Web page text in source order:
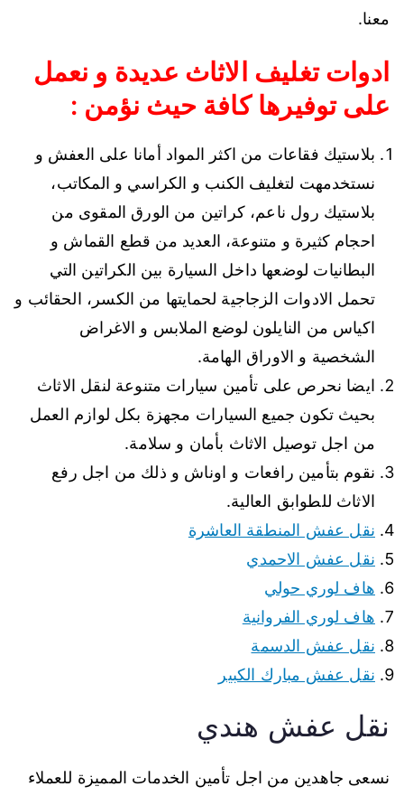
معنا.
ادوات تغليف الاثاث عديدة و نعمل
على توفيرها كافة حيث نؤمن :
بلاستيك فقاعات من اكثر المواد أمانا على العفش و
نستخدمهت لتغليف الكنب و الكراسي و المكاتب،
بلاستيك رول ناعم، كراتين من الورق المقوى من
احجام كثيرة و متنوعة، العديد من قطع القماش و
البطانيات لوضعها داخل السيارة بين الكراتين التي
تحمل الادوات الزجاجية لحمايتها من الكسر، الحقائب و
اكياس من النايلون لوضع الملابس و الاغراض
الشخصية و الاوراق الهامة.
ايضا نحرص على تأمين سيارات متنوعة لنقل الاثاث
بحيث تكون جميع السيارات مجهزة بكل لوازم العمل
من اجل توصيل الاثاث بأمان و سلامة.
نقوم بتأمين رافعات و اوناش و ذلك من اجل رفع
الاثاث للطوابق العالية.
نقل عفش المنطقة العاشرة
نقل عفش الاحمدي
هاف لوري حولي
هاف لوري الفروانية
نقل عفش الدسمة
نقل عفش مبارك الكبير
نقل عفش هندي
نسعى جاهدين من اجل تأمين الخدمات المميزة للعملاء